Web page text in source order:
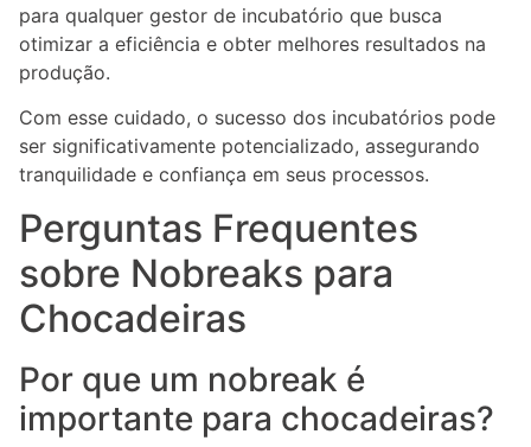
para qualquer gestor de incubatório que busca
otimizar a eficiência e obter melhores resultados na
produção.
Com esse cuidado, o sucesso dos incubatórios pode
ser significativamente potencializado, assegurando
tranquilidade e confiança em seus processos.
Perguntas Frequentes
sobre Nobreaks para
Chocadeiras
Por que um nobreak é
importante para chocadeiras?